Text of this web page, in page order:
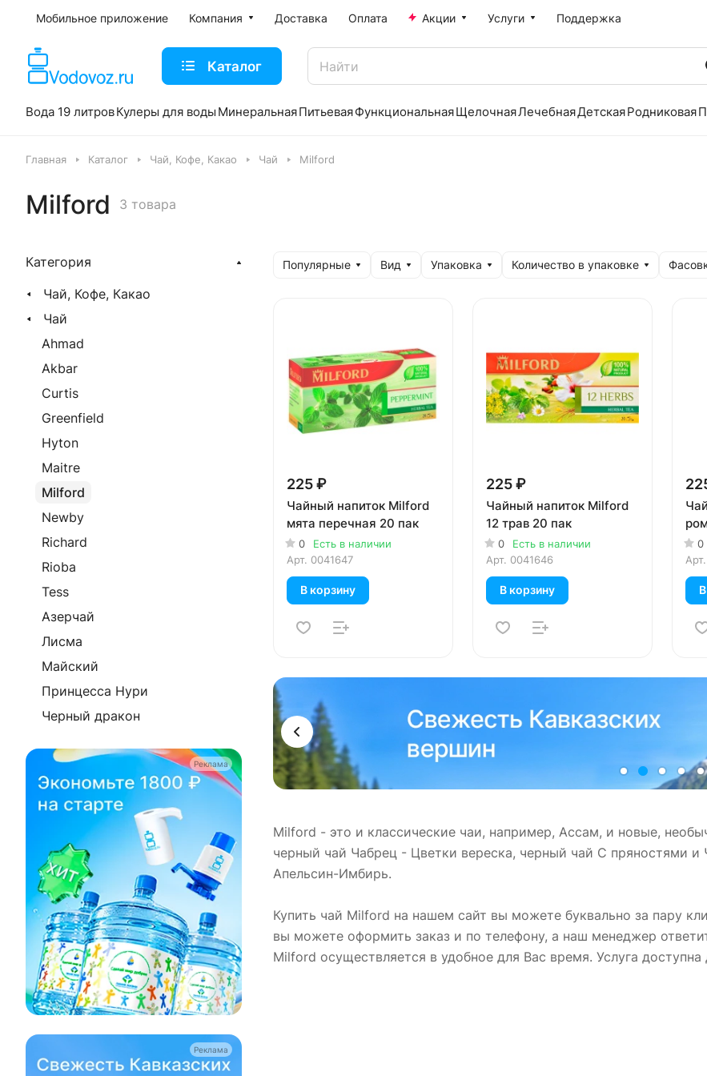
Мобильное приложение Компания Доставка Оплата Акции Услуги Поддержка
Каталог
Вода 19 литровКулеры для воды МинеральнаяПитьеваяФункциональнаяЩелочнаяЛечебнаяДетскаяРодниковая
Главная Каталог Чай, Кофе, Какао Чай Milford
Milford 3 товара
Популярные Вид Упаковка Количество в упаковке
225 ₽
Чайный напиток Milford
мята перечная 20 пак
0
Есть в наличии
Арт. 0041647
В корзину
225 ₽
Чайный напиток Milford
12 трав 20 пак
0
Есть в наличии
Арт. 0041646
В корзину
0
Арт.
Milford - это и классические чаи, например, Ассам, и новые,
черный чай Чабрец - Цветки вереска, черный чай С пряностями
Апельсин-Имбирь.
Купить чай Milford на нашем сайт вы можете буквально за пару
вы можете оформить заказ и по телефону, а наш менеджер
Milford осуществляется в удобное для Вас время. Услуга
Категория
Чай, Кофе, Какао
Чай
Ahmad
Akbar
Curtis
Greenfield
Hyton
Maitre
Milford
Newby
Richard
Rioba
Tess
Азерчай
Лисма
Майский
Принцесса Нури
Черный дракон
Реклама
Реклама